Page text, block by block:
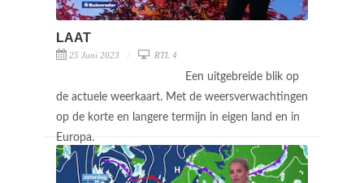
LAAT
25 Juni 2023 RTL 4
Een uitgebreide blik op
de actuele weerkaart. Met de weersverwachtingen
op de korte en langere termijn in eigen land en in
Europa.